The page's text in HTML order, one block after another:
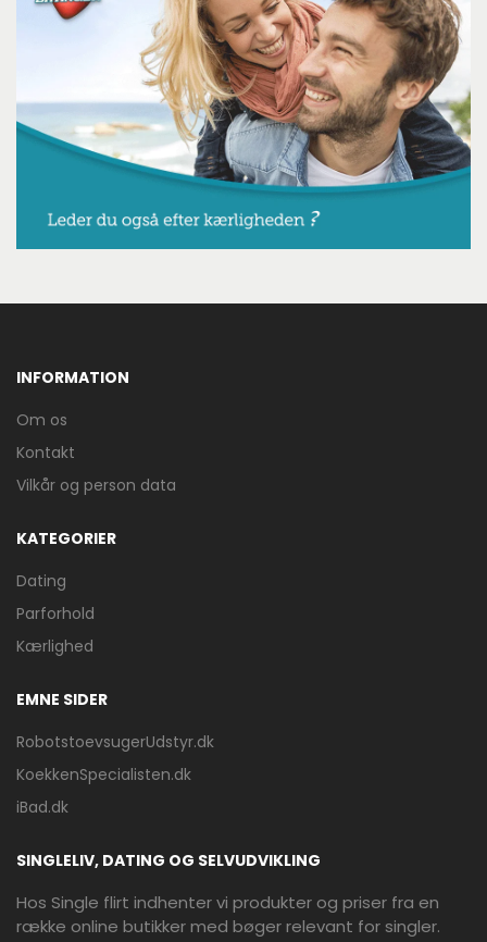
INFORMATION
Om os
Kontakt
Vilkår og person data
KATEGORIER
Dating
Parforhold
Kærlighed
EMNE SIDER
RobotstoevsugerUdstyr.dk
KoekkenSpecialisten.dk
iBad.dk
SINGLELIV, DATING OG SELVUDVIKLING
Hos Single flirt indhenter vi produkter og priser fra en
række online butikker med bøger relevant for singler.